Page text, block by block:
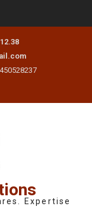
Expertise